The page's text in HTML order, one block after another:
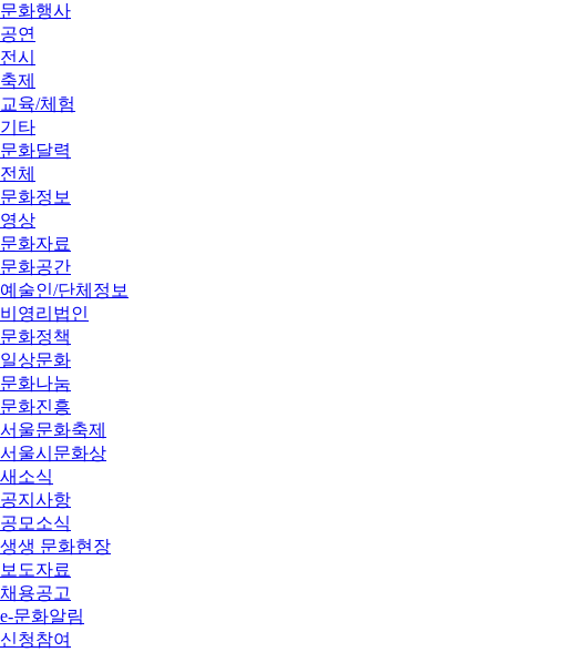
문화행사
공연
전시
축제
교육/체험
기타
문화달력
전체
문화정보
영상
문화자료
문화공간
예술인/단체정보
비영리법인
문화정책
일상문화
문화나눔
문화진흥
서울문화축제
서울시문화상
새소식
공지사항
공모소식
생생 문화현장
보도자료
채용공고
e-문화알림
신청참여